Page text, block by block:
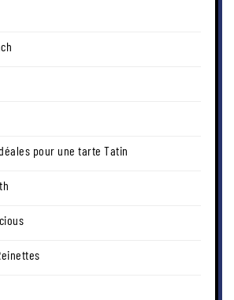
pour une tarte Tatin